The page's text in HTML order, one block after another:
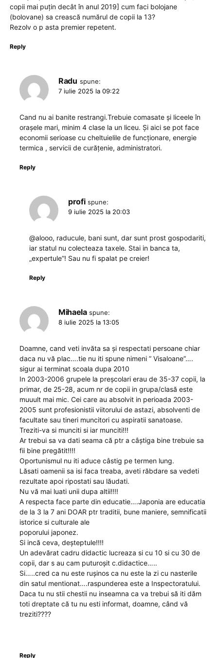
copii mai puțin decât în anul 2019] cum faci bolojane
(bolovane) sa crească numărul de copii la 13?
Rezolv o p asta premier repetent.
Reply
Radu spune:
7 iulie 2025 la 09:22
Cand nu ai banite restrangi.Trebuie comasate și liceele în
orașele mari, minim 4 clase la un liceu. Și aici se pot face
economii serioase cu cheltuielile de funcționare, energie
termica , servicii de curățenie, administratori.
Reply
profi spune:
9 iulie 2025 la 20:03
@alooo, raducule, bani sunt, dar sunt prost gospodariti,
iar statul nu colecteaza taxele. Stai in banca ta,
„expertule”! Sau nu fi spalat pe creier!
Reply
Mihaela spune:
8 iulie 2025 la 13:05
Doamne, cand veti invăta sa și respectati persoane chiar
daca nu vă plac….tie nu iti spune nimeni ” Visaloane”….
sigur ai terminat scoala dupa 2010
In 2003-2006 grupele la preșcolari erau de 35-37 copii, la
primar, de 25-28, acum nr de copii in grupa/clasă este
muuult mai mic. Cei care au absolvit in perioada 2003-
2005 sunt profesionistii viitorului de astazi, absolventi de
facultate sau tineri muncitori cu aspiratii sanatoase.
Treziti-va si munciti si iar munciti!!!
Ar trebui sa va dati seama că ptr a câștiga bine trebuie sa
fii bine pregătit!!!!
Oportunismul nu iti aduce câstig pe termen lung.
Lăsati oamenii sa isi faca treaba, aveti răbdare sa vedeti
rezultate apoi ripostati sau lăudati.
Nu vă mai luati unii dupa altii!!!!
A respecta face parte din educatie….Japonia are educatia
de la 3 la 7 ani DOAR ptr traditii, bune maniere, semnificatii
istorice si culturale ale
poporului japonez.
Si incă ceva, deșteptule!!!!
Un adevărat cadru didactic lucreaza si cu 10 si cu 30 de
copii, dar s au cam puturoșit c.didactice…..
Si…..cred ca nu este rușinos ca nu este la zi cu nasterile
din satul mentionat….raspunderea este a Inspectoratului.
Daca tu nu stii chestii nu inseamna ca va trebui să iti dăm
toti dreptate că tu nu esti informat, doamne, când vă
treziti????
Reply